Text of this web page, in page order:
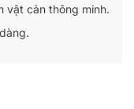
vật cản thông minh.